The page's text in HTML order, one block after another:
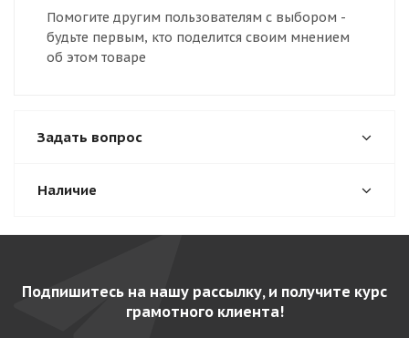
Помогите другим пользователям с выбором -
будьте первым, кто поделится своим мнением
об этом товаре
Задать вопрос
Наличие
Подпишитесь на нашу рассылку, и получите курс
грамотного клиента!